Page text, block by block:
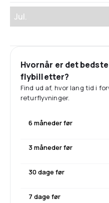
Jul.
Hvornår er det
flybilletter?
Find ud af, hvor lang tid i
returflyvninger.
6 måneder før
3 måneder før
30 dage før
7 dage før